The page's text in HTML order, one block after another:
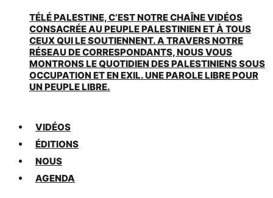
TÉLÉ PALESTINE, C’EST NOTRE CHAÎNE VIDÉOS
CONSACRÉE AU PEUPLE PALESTINIEN ET À TOUS
CEUX QUI LE SOUTIENNENT. A TRAVERS NOTRE
RÉSEAU DE CORRESPONDANTS, NOUS VOUS
MONTRONS LE QUOTIDIEN DES PALESTINIENS SOUS
OCCUPATION ET EN EXIL. UNE PAROLE LIBRE POUR
UN PEUPLE LIBRE.
VIDÉOS
ÉDITIONS
NOUS
AGENDA